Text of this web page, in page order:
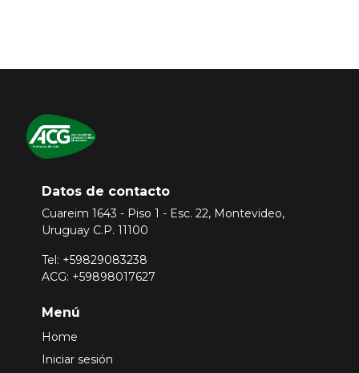
Datos de contacto
Cuareim 1643 - Piso 1 - Esc. 22, Montevideo,
Uruguay C.P. 11100
Tel: +59829083238
ACG: +59898017627
Menú
Home
Iniciar sesión